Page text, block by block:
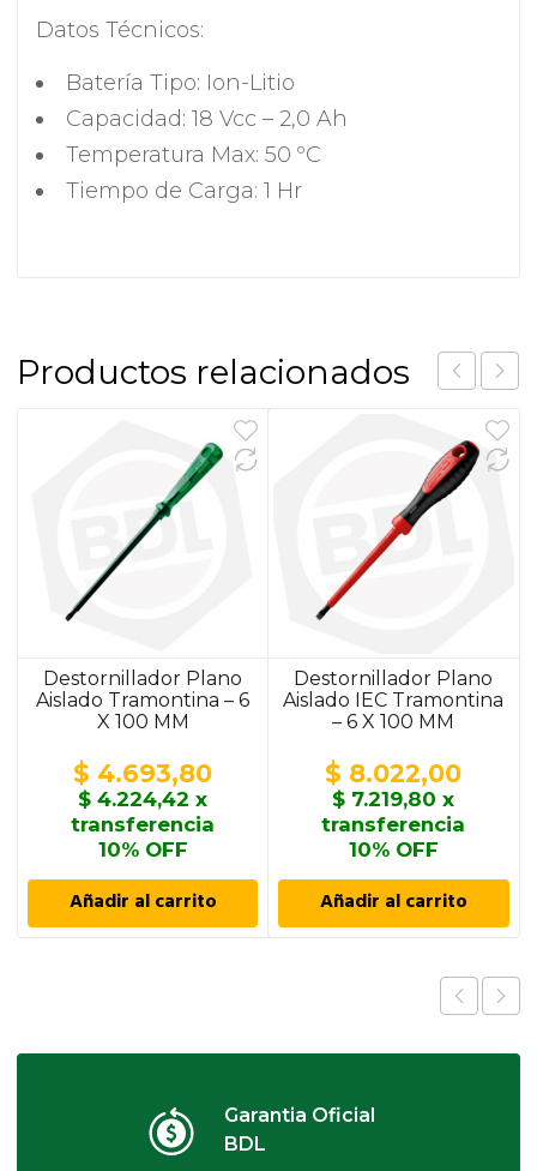
Datos Técnicos:
Batería Tipo: Ion-Litio
Capacidad: 18 Vcc – 2,0 Ah
Temperatura Max: 50 ºC
Tiempo de Carga: 1 Hr
Productos relacionados
Destornillador Plano
Aislado Tramontina – 6
X 100 MM
$ 4.693,80
$ 4.224,42 x
transferencia
10% OFF
Añadir al carrito
Destornillador Plano
Aislado IEC Tramontina
– 6 X 100 MM
$ 8.022,00
$ 7.219,80 x
transferencia
10% OFF
Añadir al carrito
Garantia Oficial
BDL